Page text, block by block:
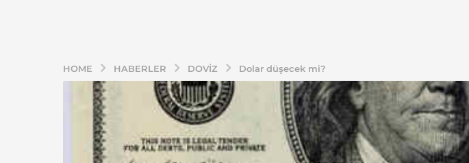
HOME HABERLER DOVIZ Dolar düşecek mi?